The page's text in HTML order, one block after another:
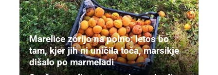
Marelice zorijo na polno: letos bo
tam, kjer jih ni uničila toča, marsikje
dišalo po marmeladi